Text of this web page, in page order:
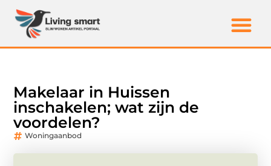
Makelaar in Huissen
inschakelen; wat zijn de
voordelen?
Woningaanbod